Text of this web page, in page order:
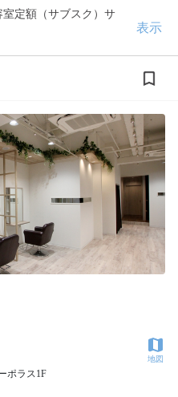
定額（サブスク）サ
表示
ポラス1F
地図